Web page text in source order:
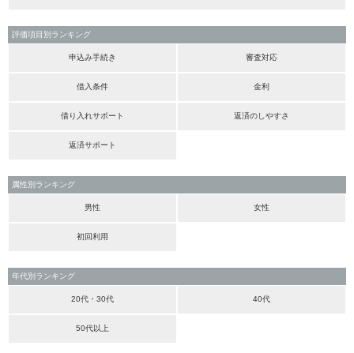
評価項目別ランキング
申込み手続き 審査対応
借入条件 金利
借り入れサポート 返済のしやすさ
返済サポート
属性別ランキング
男性 女性
初回利用
年代別ランキング
20代・30代 40代
50代以上